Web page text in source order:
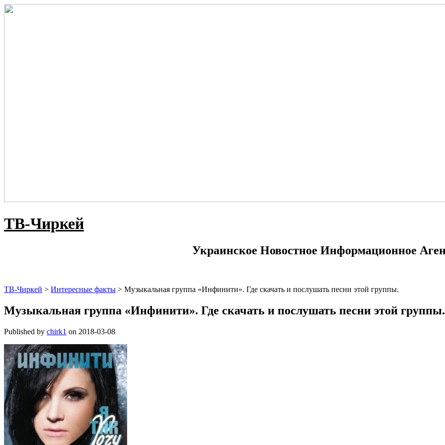
ТВ-Чиркей
Украинское Новостное Информационное
ТВ-Чиркей > Интересные факты > Музыкальная группа «Инфинити». Где скачать и послушать песни этой группы.
Музыкальная группа «Инфинити». Где скачать и послушать песни этой группы.
Published by chirk1 on 2018-03-08